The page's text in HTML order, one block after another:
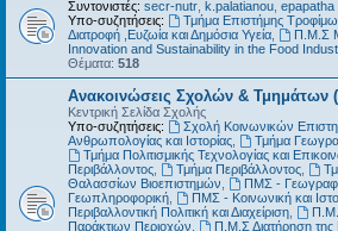
Συντονιστές: secr-nutr k.palatianou epapatha
Υπο-συζητήσεις:
Τμήμα Επιστήμης
Διατροφή ,Ευζωία και Δημόσια Υγεία
Π.Μ.Σ
Innovation and Sustainability in the Food
Θέματα: 518
Ανακοινώσεις Σχολών & Τμημάτων
Κεντρική Σελίδα Σχολής
Υπο-συζητήσεις:
Σχολή Κοινωνικών
Ανθρωπολογίας και Ιστορίας
Τμήμα
Τμήμα Πολιτισμικής Τεχνολογίας και
Περιβάλλοντος
Τμήμα Περιβάλλοντος,
Θαλασσίων Βιοεπιστημών
ΠΜΣ -
Γεωπληροφορική
ΠΜΣ - Κοινωνική και
Περιβαλλοντική Πολιτική και Διαχείριση
Παράκτιων Περιοχών
Π.Μ.Σ Διατήρηση της